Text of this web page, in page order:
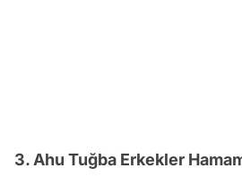
3. Ahu Tuğba Erkekler